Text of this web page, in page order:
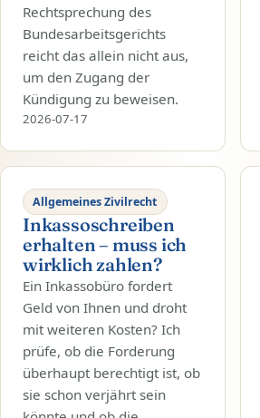
Rechtsprechung des
Bundesarbeitsgerichts
reicht das allein nicht aus,
um den Zugang der
Kündigung zu beweisen.
2026-07-17
Allgemeines Zivilrecht
Inkassoschreiben
erhalten – muss ich
wirklich zahlen?
Ein Inkassobüro fordert
Geld von Ihnen und droht
mit weiteren Kosten? Ich
prüfe, ob die Forderung
überhaupt berechtigt ist, ob
sie schon verjährt sein